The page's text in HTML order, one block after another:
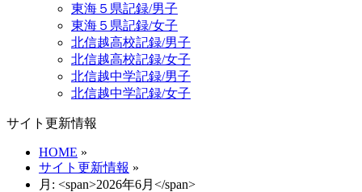
東海５県記録/男子
東海５県記録/女子
北信越高校記録/男子
北信越高校記録/女子
北信越中学記録/男子
北信越中学記録/女子
サイト更新情報
HOME »
サイト更新情報 »
月: <span>2026年6月</span>